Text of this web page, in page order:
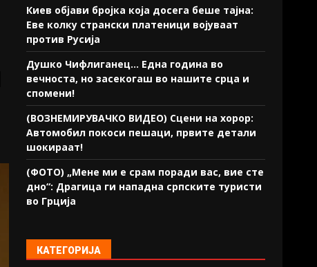
Киев објави бројка која досега беше тајна:
Еве колку странски платеници војуваат
против Русија
Душко Чифлиганец… Eдна година во
вечноста, но засекогаш во нашите срца и
спомени!
(ВОЗНЕМИРУВАЧКО ВИДЕО) Сцени на хорор:
Автомобил покоси пешаци, првите детали
шокираат!
(ФОТО) „Мене ми е срам поради вас, вие сте
дно“: Драгица ги нападна српските туристи
во Грција
КАТЕГОРИЈА